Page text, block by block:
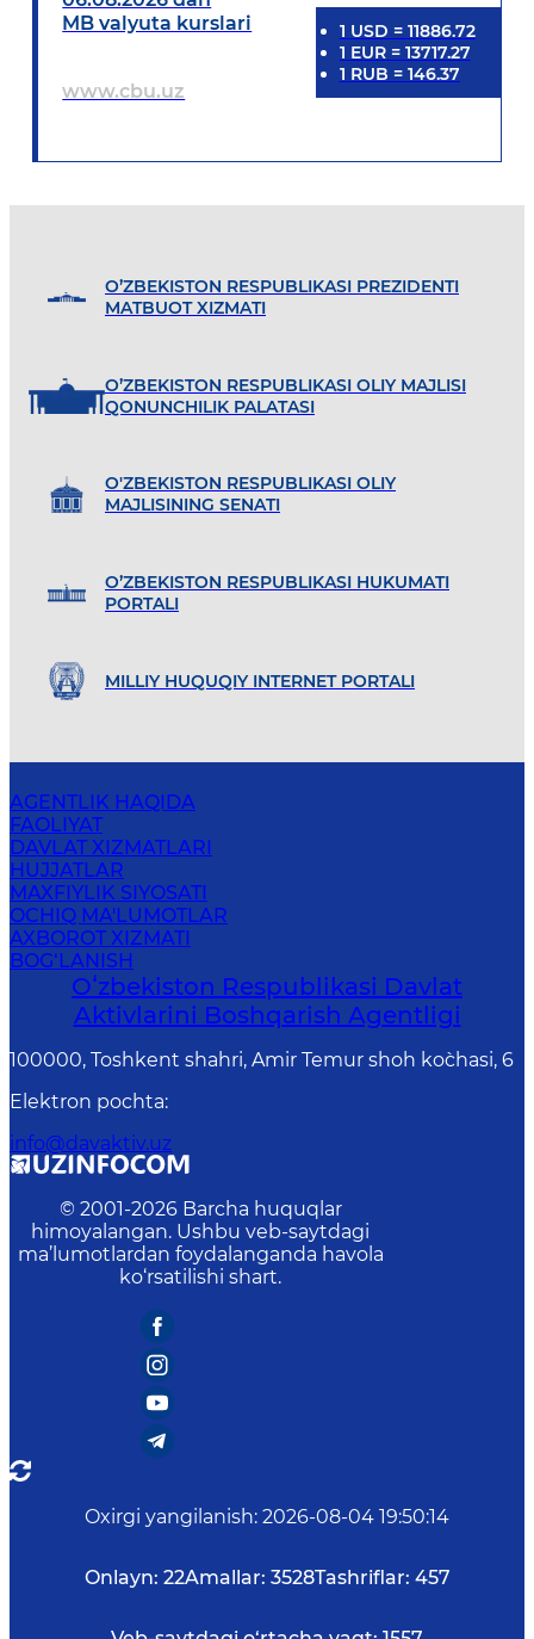
MB valyuta kurslari
www.cbu.uz
1 USD = 11886.72
1 EUR= 13717.27
1 RUB = 146.37
O’ZBEKISTON RESPUBLIKASI PREZIDENTI
MATBUOT XIZMATI
O’ZBEKISTON RESPUBLIKASI OLIY MAJLISI
QONUNCHILIK PALATASI
O'ZBEKISTON RESPUBLIKASI OLIY
MAJLISINING SENATI
O’ZBEKISTON RESPUBLIKASI HUKUMATI
PORTALI
MILLIY HUQUQIY INTERNET PORTALI
AGENTLIK HAQIDA
FAOLIYAT
DAVLAT XIZMATLARI
HUJJATLAR
MAXFIYLIK SIYOSATI
OCHIQ MA'LUMOTLAR
AXBOROT XIZMATI
BOG‘LANISH
Oʻzbekiston Respublikasi Davlat
Aktivlarini Boshqarish Agentligi
100000, Toshkent shahri, Amir Temur shoh ko`chasi, 6
Elektron pochta:
info@davaktiv.uz
© 2001-2026 Barcha huquqlar
himoyalangan. Ushbu veb-saytdagi
ma’lumotlardan foydalanganda havola
ko‘rsatilishi shart.
Oxirgi yangilanish: 2026-08-04 19:50:14
Onlayn: 22Amallar: 3528Tashriflar: 457